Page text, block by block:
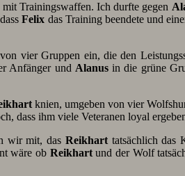
Trainingswaffen. Ich durfte gegen
Felix das Training beendete und
vier Gruppen ein, die den
Anfänger und Alanusin die grüne
knien, umgeben von vier
dass ihm viele Veteranen loyal
wir mit, das Reikharttatsächlich das
wäre ob Reikhartund der Wolf